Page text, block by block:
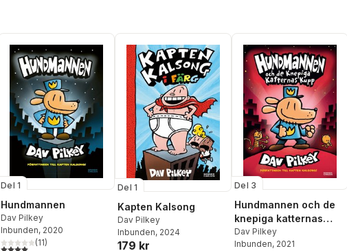
Del 1
Hundmannen
Dav Pilkey
Inbunden, 2020
4,0utav 5 stjärnor. Totalt antal röster:
(11)
Del 1
Kapten Kalsong
Dav Pilkey
Inbunden, 2024
179 kr
Del 3
Hundmannen och de
knepiga katternas
kupp
Dav Pilkey
Inbunden, 2021